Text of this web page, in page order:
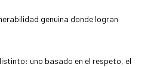
genuina donde logran
uno basado en el respeto, el